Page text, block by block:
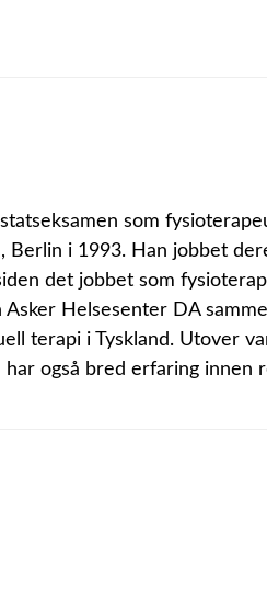
som
Berlin i 1993. Han jobbet
det jobbet som
Helsesenter DA
terapi i Tyskland. Utover
også bred erfaring innen